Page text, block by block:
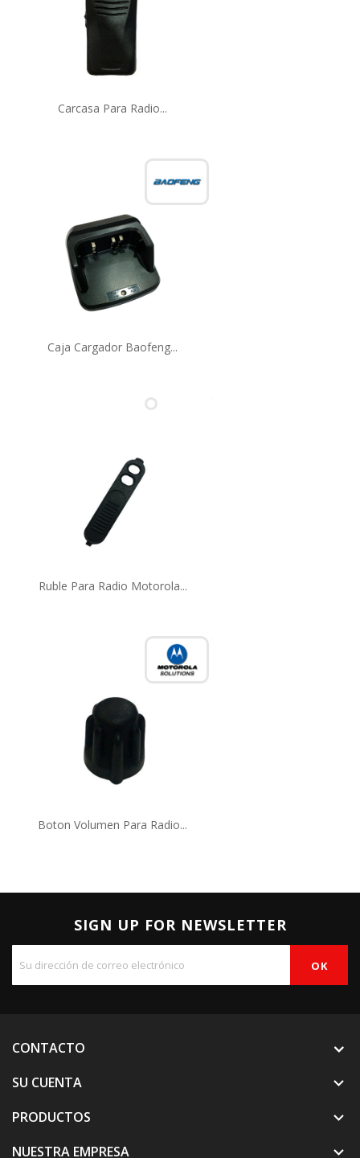
Carcasa Para Radio...
Caja Cargador Baofeng...
Ruble Para Radio Motorola...
Boton Volumen Para Radio...
SIGN UP FOR NEWSLETTER
CONTACTO
SU CUENTA

PRODUCTOS 
NUESTRA EMPRESA 